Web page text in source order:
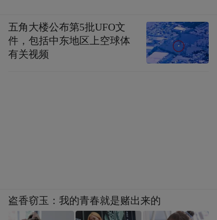
五角大楼公布第5批UFO文
件，包括中东地区上空球体
有关视频
盗香窃玉：我的青春就是赌出来的